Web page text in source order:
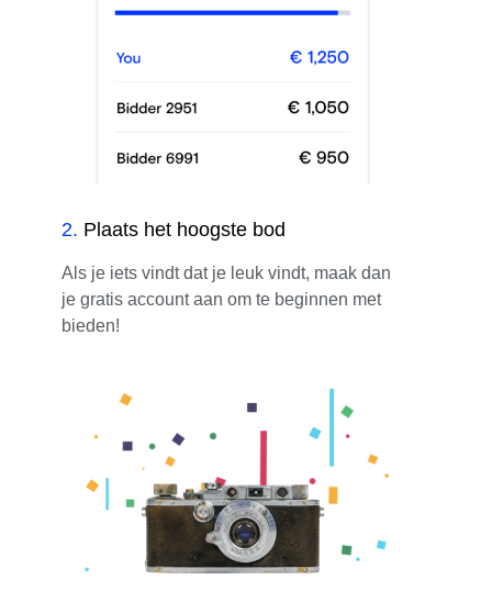
2. Plaats het hoogste bod
Als je iets vindt dat je leuk vindt, maak dan
je gratis account aan om te beginnen met
bieden!